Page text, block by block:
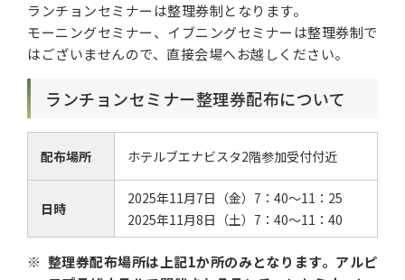
ランチョンセミナーは整理券制となります。
モーニングセミナー、イブニングセミナーは整理券制で
はございませんので、直接会場へお越しください。
ランチョンセミナー整理券配布について
配布場所 ホテルブエナビスタ2階参加受付付近
日時
2025年11月7日（金）7：40～11：25
2025年11月8日（土）7：40～11：40
整理券配布場所は上記1か所のみとなります。アルピ